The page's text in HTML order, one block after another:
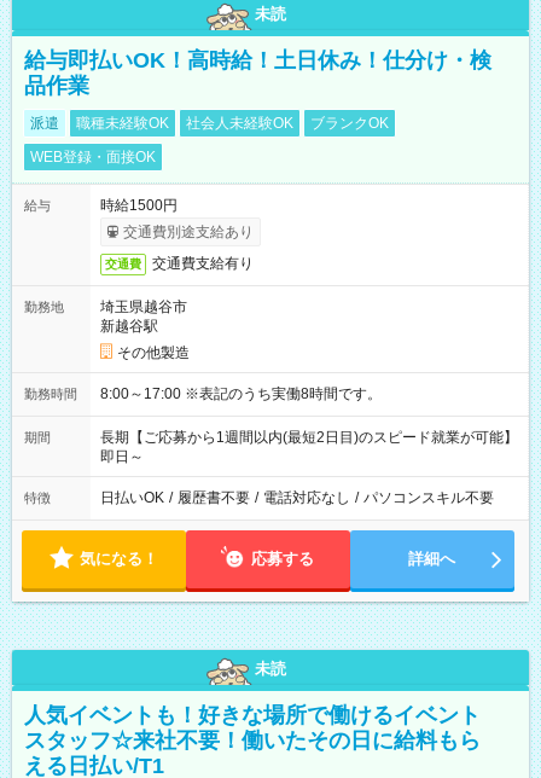
未読
給与即払いOK！高時給！土日休み！仕分け・検
品作業
派遣 職種未経験OK 社会人未経験OK
ブランクOK
WEB登録・面接OK
給与
時給1500円
交通費別途支給あり
交通費 交通費支給有り
勤務地
埼玉県越谷市
新越谷駅
その他製造
勤務時間 8:00～17:00 ※表記のうち実働8時間です。
期間
長期【ご応募から1週間以内(最短2日目)のスピード就業が可能】
即日～
特徴 日払いOK / 履歴書不要 / 電話対応なし / パソコンスキル不要
気になる！ 応募する 詳細へ
未読
人気イベントも！好きな場所で働けるイベント
スタッフ☆来社不要！働いたその日に給料もら
える日払い/T1